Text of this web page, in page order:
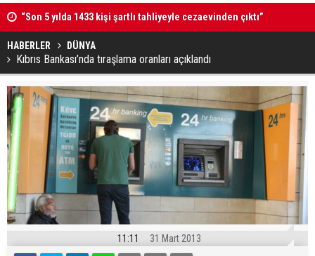
“Son 5 yılda 1433 kişi şartlı tahliyeyle cezaevinden çıktı”
48 araç trafikten men edildi, 3 sürücü tutuklandı
HABERLER DÜNYA
Kıbrıs Bankası’nda tıraşlama oranları açıklandı
11:11 31 Mart 2013